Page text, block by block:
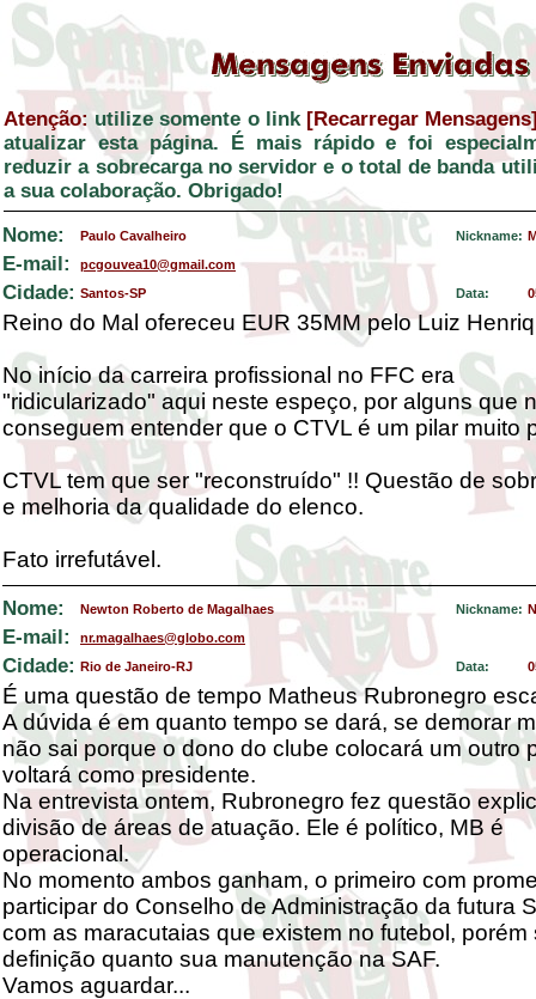
Atenção: utilize somente o link [Recarregar
atualizar esta página. É mais rápido e foi
reduzir a sobrecarga no servidor e o total de banda
a sua colaboração. Obrigado!
Nome:
Paulo Cavalheiro Nickname:
E-mail: pcgouvea10@gmail.com
Cidade: Santos-SP Data:
Reino do Mal ofereceu EUR 35MM pelo Luiz
No início da carreira profissional no FFC era
"ridicularizado" aqui neste espeço, por alguns que
conseguem entender que o CTVL é um pilar muito
CTVL tem que ser "reconstruído" !! Questão de
e melhoria da qualidade do elenco.
Fato irrefutável.
Nome: Newton Roberto de Magalhaes Nickname:
E-mail: nr.magalhaes@globo.com
Cidade: Rio de Janeiro-RJ Data:
É uma questão de tempo Matheus Rubronegro
A dúvida é em quanto tempo se dará, se demorar
não sai porque o dono do clube colocará um outro
voltará como presidente.
Na entrevista ontem, Rubronegro fez questão
divisão de áreas de atuação. Ele é político, MB é
operacional.
No momento ambos ganham, o primeiro com
participar do Conselho de Administração da futura
com as maracutaias que existem no futebol, porém
definição quanto sua manutenção na SAF.
Vamos aguardar...